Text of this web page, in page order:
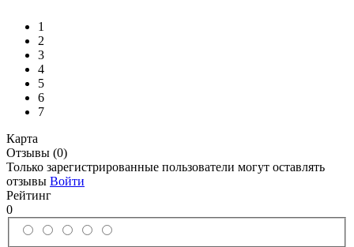
1
2
3
4
5
6
7
Карта
Отзывы (0)
Только зарегистрированные пользователи могут оставлять
отзывы Войти
Рейтинг
0